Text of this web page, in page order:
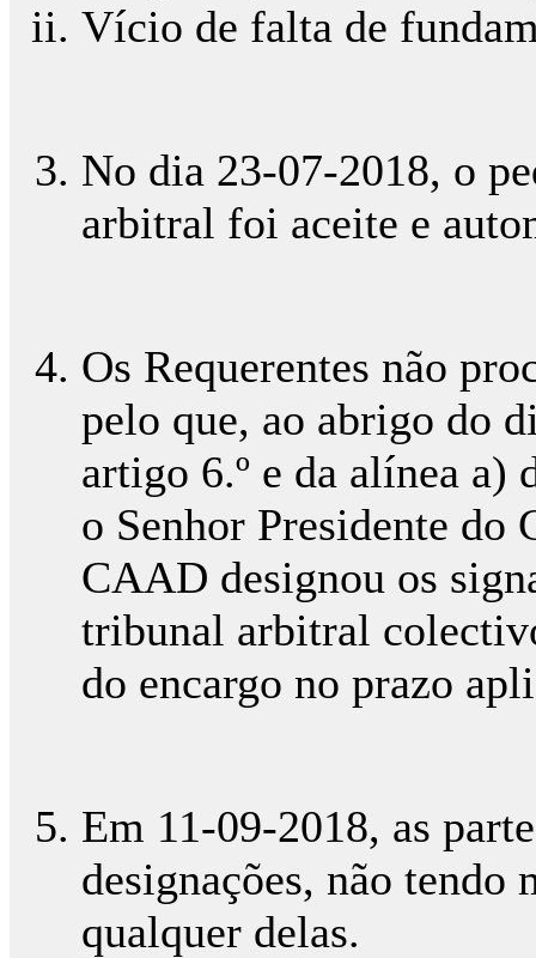
Vício de falta de
No dia 23-07-2018, o
arbitral foi aceite e
Os Requerentes não
pelo que, ao abrigo do
artigo 6.º e da alínea a)
o Senhor Presidente do
CAAD designou os
tribunal arbitral
do encargo no prazo
Em 11-09-2018, as
designações, não tendo
qualquer delas.